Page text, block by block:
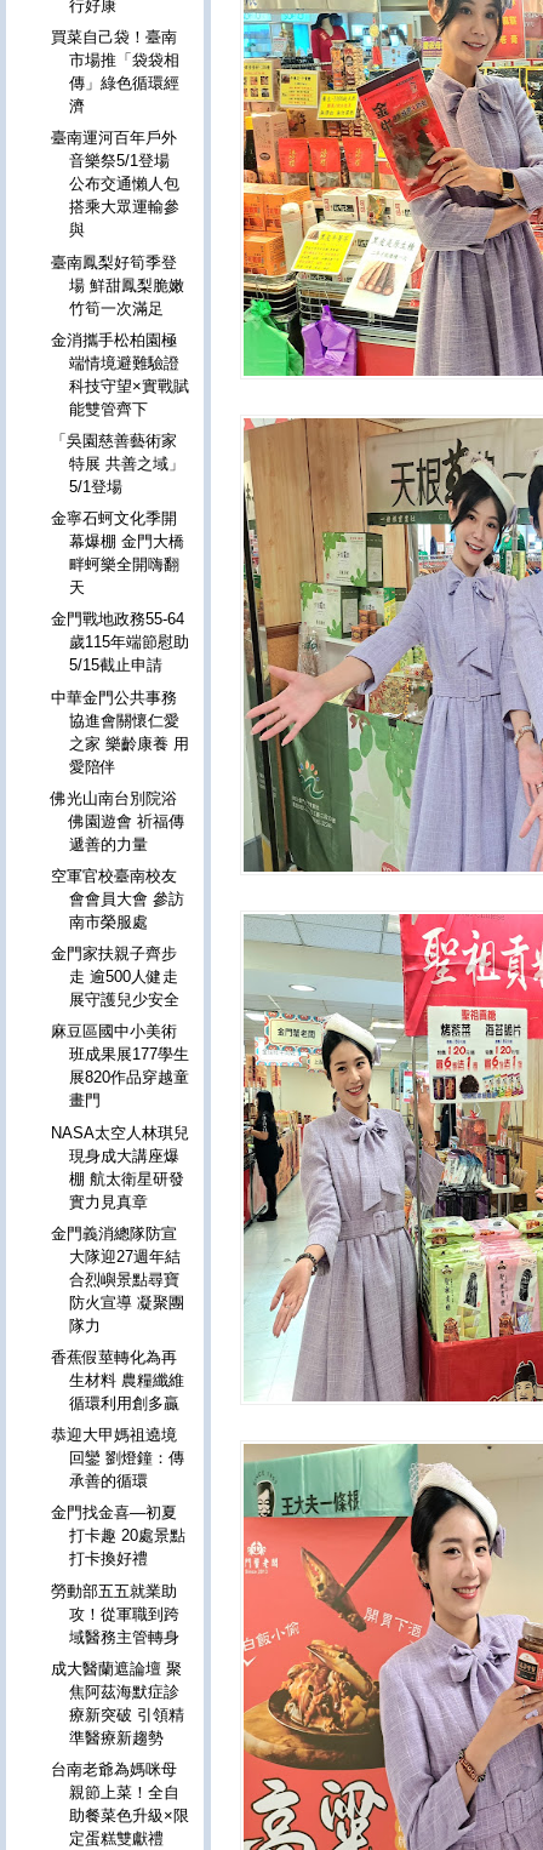
行好康
買菜自己袋！臺南
市場推「袋袋相
傳」綠色循環經
濟
臺南運河百年戶外
音樂祭5/1登場
公布交通懶人包
搭乘大眾運輸參
與
臺南鳳梨好筍季登
場 鮮甜鳳梨脆嫩
竹筍一次滿足
金消攜手松柏園極
端情境避難驗證
科技守望×實戰賦
能雙管齊下
「吳園慈善藝術家
特展 共善之域」
5/1登場
金寧石蚵文化季開
幕爆棚 金門大橋
畔蚵樂全開嗨翻
天
金門戰地政務55-64
歲115年端節慰助
5/15截止申請
中華金門公共事務
協進會關懷仁愛
之家 樂齡康養 用
愛陪伴
佛光山南台別院浴
佛園遊會 祈福傳
遞善的力量
空軍官校臺南校友
會會員大會 參訪
南市榮服處
金門家扶親子齊步
走 逾500人健走
展守護兒少安全
麻豆區國中小美術
班成果展177學生
展820作品穿越童
畫門
NASA太空人林琪兒
現身成大講座爆
棚 航太衛星研發
實力見真章
金門義消總隊防宣
大隊迎27週年結
合烈嶼景點尋寶
防火宣導 凝聚團
隊力
香蕉假莖轉化為再
生材料 農糧纖維
循環利用創多贏
恭迎大甲媽祖遶境
回鑾 劉燈鐘：傳
承善的循環
金門找金喜—初夏
打卡趣 20處景點
打卡換好禮
勞動部五五就業助
攻！從軍職到跨
域醫務主管轉身
成大醫蘭遮論壇 聚
焦阿茲海默症診
療新突破 引領精
準醫療新趨勢
台南老爺為媽咪母
親節上菜！全自
助餐菜色升級×限
定蛋糕雙獻禮